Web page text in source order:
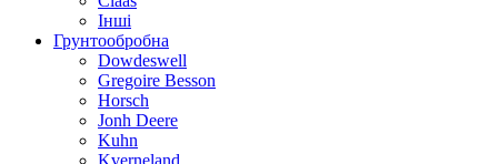
Інші
Грунтообробна
Dowdeswell
Gregoire Besson
Horsch
Jonh Deere
Kuhn
Kverneland